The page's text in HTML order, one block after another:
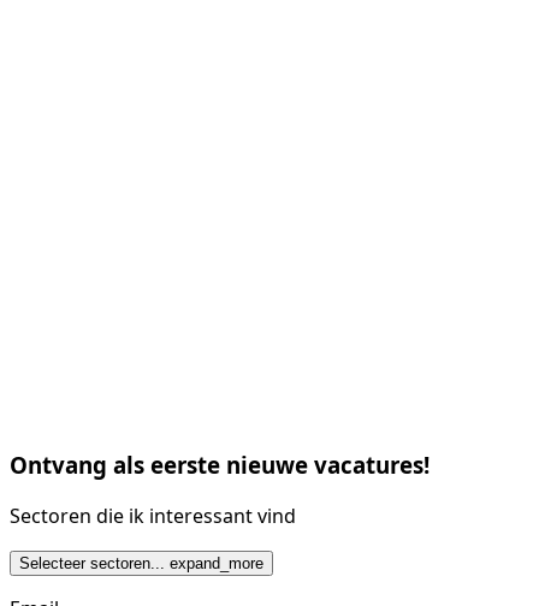
Ontvang als eerste nieuwe vacatures!
Sectoren die ik interessant vind
Selecteer sectoren... expand_more